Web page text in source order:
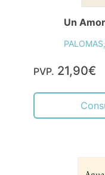
Un
PVP. 21,90€